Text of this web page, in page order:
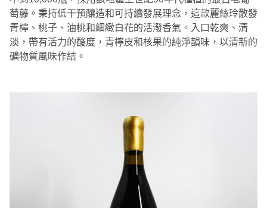
萄藤。秉持低干預釀造和可持續發展理念，這款麗絲玲散發
青檸、桃子、油桃和細緻白花的活潑香氣。入口乾爽、清
淡，帶有活力的酸度，青檸皮和核果的純淨韻味，以清新的
礦物質風味作結。